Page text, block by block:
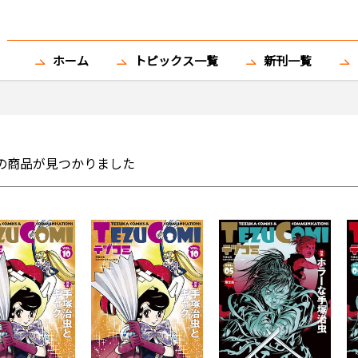
ホーム トピックス一覧 新刊一覧
商品が見つかりました